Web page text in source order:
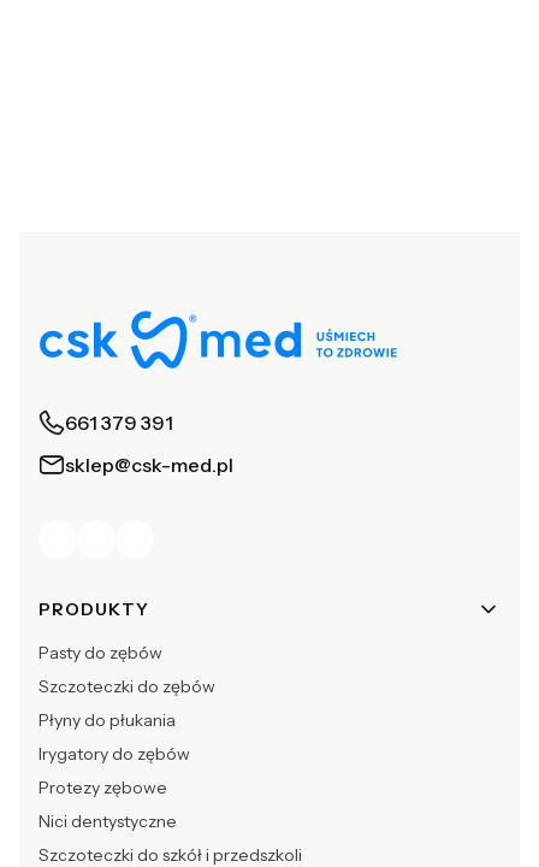
661 379 391
sklep@csk-med.pl
Linki w stopce
PRODUKTY
Pasty do zębów
Szczoteczki do zębów
Płyny do płukania
Irygatory do zębów
Protezy zębowe
Nici dentystyczne
Szczoteczki do szkół i przedszkoli